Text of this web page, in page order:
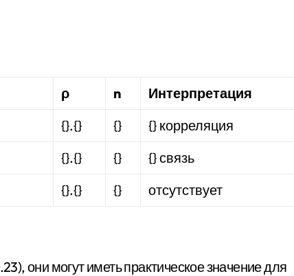
ρ n
Интерпретация
{}.{} {}
{} корреляция
{}.{} {}
{} связь
{}.{} {} отсутствует